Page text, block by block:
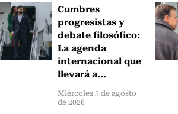
Cumbres
progresistas y
debate filosófico:
La agenda
internacional que
llevará a...
Miércoles 5 de agosto
de 2026